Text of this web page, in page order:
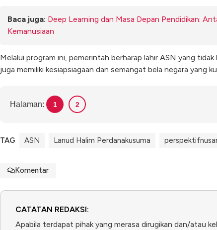
Baca juga: Deep Learning dan Masa Depan Pendidikan:
Kemanusiaan
Melalui program ini, pemerintah berharap lahir ASN yang
juga memiliki kesiapsiagaan dan semangat bela negara yang
Halaman: 1 2
TAG ASN Lanud Halim Perdanakusuma
Komentar
CATATAN REDAKSI:
Apabila terdapat pihak yang merasa dirugikan dan/atau